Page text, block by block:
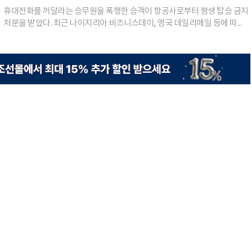
휴대전화를 꺼달라는 승무원을 폭행한 승객이 항공사로부터 평생 탑승 금지
처분을 받았다. 최근 나이지리아 비즈니스데이, 영국 데일리메일 등에 따...